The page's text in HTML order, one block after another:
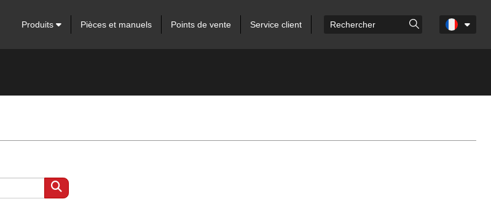
Produits Pièces et manuels Points de vente Service client